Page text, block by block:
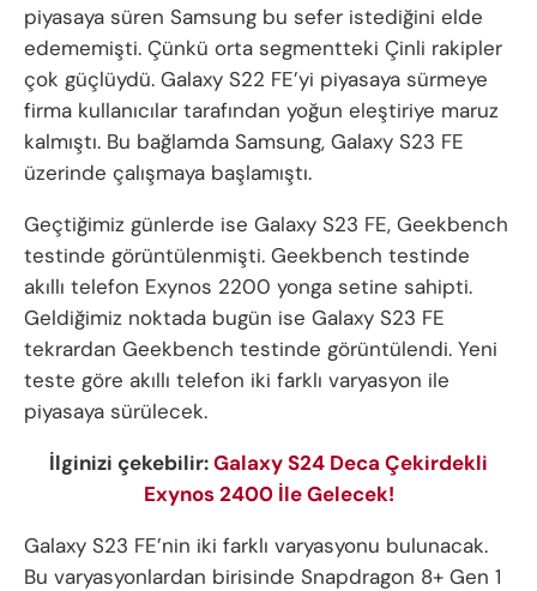
piyasaya süren Samsung bu sefer istediğini elde
edememişti. Çünkü orta segmentteki Çinli rakipler
çok güçlüydü. Galaxy S22 FE’yi piyasaya sürmeye
firma kullanıcılar tarafından yoğun eleştiriye maruz
kalmıştı. Bu bağlamda Samsung, Galaxy S23 FE
üzerinde çalışmaya başlamıştı.
Geçtiğimiz günlerde ise Galaxy S23 FE, Geekbench
testinde görüntülenmişti. Geekbench testinde
akıllı telefon Exynos 2200 yonga setine sahipti.
Geldiğimiz noktada bugün ise Galaxy S23 FE
tekrardan Geekbench testinde görüntülendi. Yeni
teste göre akıllı telefon iki farklı varyasyon ile
piyasaya sürülecek.
İlginizi çekebilir:Galaxy S24 Deca Çekirdekli
Exynos 2400 İle Gelecek!
Galaxy S23 FE’nin iki farklı varyasyonu bulunacak.
Bu varyasyonlardan birisinde Snapdragon 8+ Gen 1